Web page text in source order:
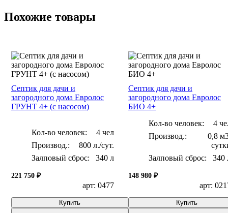
Похожие товары
Септик для дачи и
загородного дома Евролос
ГРУНТ 4+ (с насосом)
Кол-во человек:
4 чел
800 л./сут.
Залповый сброс:
340 л
221 750 ₽
арт: 0477
Купить
Септик для дачи и
загородного дома Евролос
БИО 4+
Кол-во человек:
4
0,8
Залповый сброс:
340
148 980 ₽
арт:
Купить